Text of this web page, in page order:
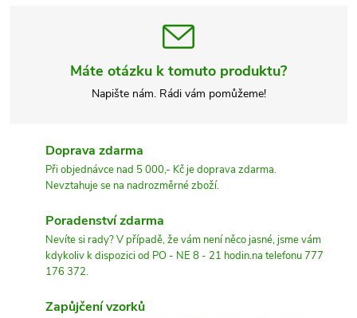
Máte otázku k tomuto produktu?
Napište nám. Rádi vám pomůžeme!
Doprava zdarma
Při objednávce nad 5 000,- Kč je doprava zdarma.
Nevztahuje se na nadrozměrné zboží.
Poradenství zdarma
Nevíte si rady? V případě, že vám není něco jasné, jsme vám
kdykoliv k dispozici od PO - NE 8 - 21 hodin.na telefonu 777
176 372.
Zapůjčení vzorků